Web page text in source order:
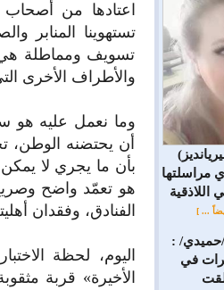
اعتادها من
تستهوينا المنابر
تسويف ومماطلة هي
والأطراف الأخرى
وما نعمل عليه هو
أن يحتضنه الوطن،
بأن ما يجري لا
هو تعمّد واضح
الفنادق، وفقدان
اليوم، لحظة
الأخيرة» قربة
(سيريانديز) تنعي
مراسلتها
اللاذقية
... ]
حميدي/ :
في